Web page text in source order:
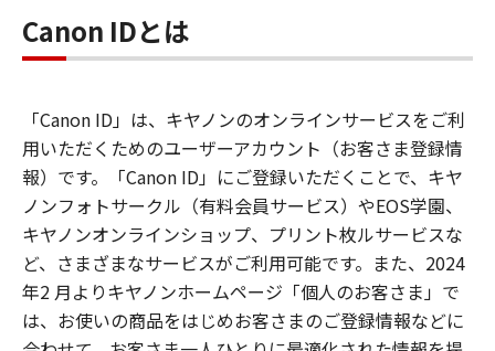
Canon IDとは
「Canon ID」は、キヤノンのオンラインサービスをご利
用いただくためのユーザーアカウント（お客さま登録情
報）です。「Canon ID」にご登録いただくことで、キヤ
ノンフォトサークル（有料会員サービス）やEOS学園、
キヤノンオンラインショップ、プリント枚ルサービスな
ど、さまざまなサービスがご利用可能です。また、2024
年2 月よりキヤノンホームページ「個人のお客さま」で
は、お使いの商品をはじめお客さまのご登録情報などに